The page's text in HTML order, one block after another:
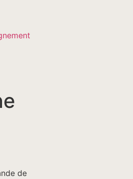
de